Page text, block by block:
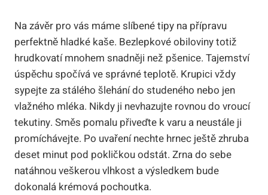
Na závěr pro vás máme slíbené tipy na přípravu
perfektně hladké kaše. Bezlepkové obiloviny totiž
hrudkovatí mnohem snadněji než pšenice. Tajemství
úspěchu spočívá ve správné teplotě. Krupici vždy
sypejte za stálého šlehání do studeného nebo jen
vlažného mléka. Nikdy ji nevhazujte rovnou do vroucí
tekutiny. Směs pomalu přiveďte k varu a neustále ji
promíchávejte. Po uvaření nechte hrnec ještě zhruba
deset minut pod pokličkou odstát. Zrna do sebe
natáhnou veškerou vlhkost a výsledkem bude
dokonalá krémová pochoutka.